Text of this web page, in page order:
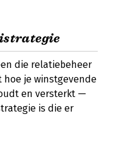
die relatiebeheer
je winstgevende
en versterkt —
is die er